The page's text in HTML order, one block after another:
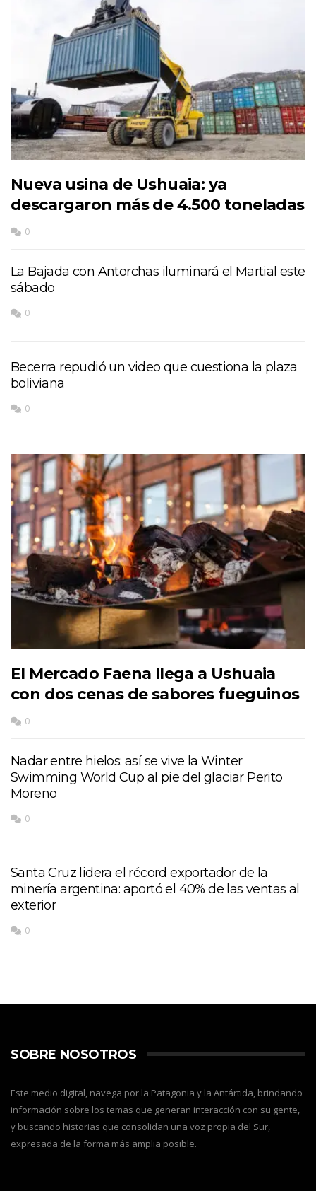
Nueva usina de Ushuaia: ya
descargaron más de 4.500 toneladas
0
La Bajada con Antorchas iluminará el Martial este
sábado
0
Becerra repudió un video que cuestiona la plaza
boliviana
0
El Mercado Faena llega a Ushuaia
con dos cenas de sabores fueguinos
0
Nadar entre hielos: así se vive la Winter
Swimming World Cup al pie del glaciar Perito
Moreno
0
Santa Cruz lidera el récord exportador de la
minería argentina: aportó el 40% de las ventas al
exterior
0
SOBRE NOSOTROS
Este medio digital, navega por la Patagonia y la Antártida, brindando
información sobre los temas que generan interacción con su gente,
y buscando historias que consolidan una voz propia del Sur,
expresada de la forma más amplia posible.